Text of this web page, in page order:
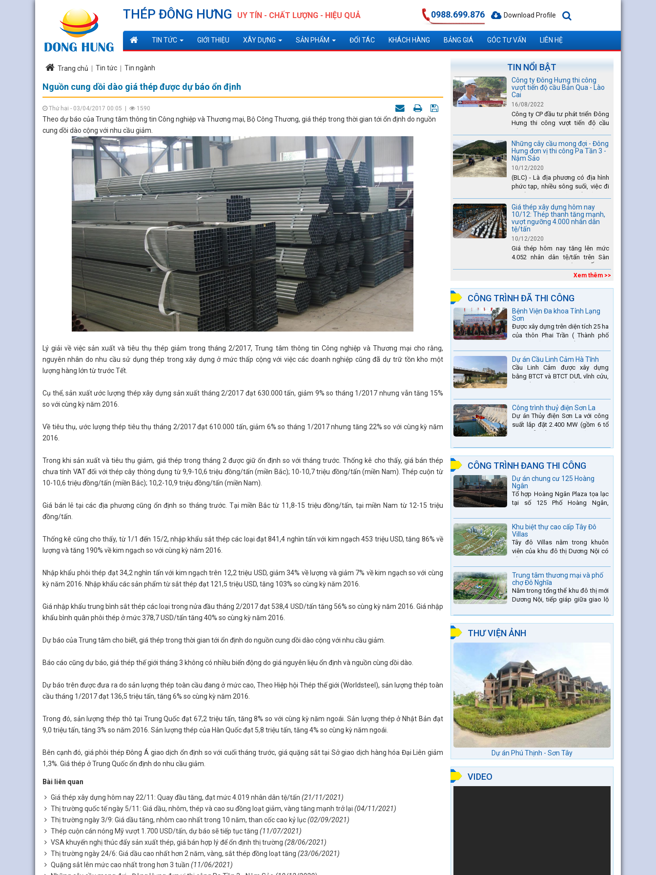
THÉP ĐÔNG HƯNG UY TÍN - CHẤT LƯỢNG - HIỆU QUẢ 0988.699.876 Download Profile
TIN TỨC GIỚI THIỆU XÂY DỰNG SẢN PHẨM ĐỐI TÁC KHÁCH HÀNG BẢNG GIÁ GÓC TƯ VẤN LIÊN HỆ
Trang chủ Tin tức Tin ngành
Nguồn cung dồi dào giá thép được dự báo ổn định
Thứ hai - 03/04/2017 00:05 1590
Theo dự báo của Trung tâm thông tin Công nghiệp và Thương mại, Bộ Công Thương, giá thép trong thời gian tới ổn định do nguồn
cung dồi dào cộng với nhu cầu giảm.
Lý giải về việc sản xuất và tiêu thụ thép giảm trong tháng 2/2017, Trung tâm thông tin Công nghiệp và Thương mại cho rằng,
nguyên nhân do nhu cầu sử dụng thép trong xây dựng ở mức thấp cộng với việc các doanh nghiệp cũng đã dự trữ tồn kho một
lượng hàng lớn từ trước Tết.
Cụ thể, sản xuất ước lượng thép xây dựng sản xuất tháng 2/2017 đạt 630.000 tấn, giảm 9% so tháng 1/2017 nhưng vẫn tăng 15%
so với cùng kỳ năm 2016.
Về tiêu thụ, ước lượng thép tiêu thụ tháng 2/2017 đạt 610.000 tấn, giảm 6% so tháng 1/2017 nhưng tăng 22% so với cùng kỳ năm
2016.
Trong khi sản xuất và tiêu thụ giảm, giá thép trong tháng 2 được giữ ổn định so với tháng trước. Thống kê cho thấy, giá bán thép
chưa tính VAT đối với thép cây thông dụng từ 9,9-10,6 triệu đồng/tấn (miền Bắc); 10-10,7 triệu đồng/tấn (miền Nam). Thép cuộn từ
10-10,6 triệu đồng/tấn (miền Bắc); 10,2-10,9 triệu đồng/tấn (miền Nam).
Giá bán lẻ tại các địa phương cũng ổn định so tháng trước. Tại miền Bắc từ 11,8-15 triệu đồng/tấn, tại miền Nam từ 12-15 triệu
đồng/tấn.
Thống kê cũng cho thấy, từ 1/1 đến 15/2, nhập khẩu sắt thép các loại đạt 841,4 nghìn tấn với kim ngạch 453 triệu USD, tăng 86% về
lượng và tăng 190% về kim ngạch so với cùng kỳ năm 2016.
Nhập khẩu phôi thép đạt 34,2 nghìn tấn với kim ngạch trên 12,2 triệu USD, giảm 34% về lượng và giảm 7% về kim ngạch so với cùng
kỳ năm 2016. Nhập khẩu các sản phẩm từ sắt thép đạt 121,5 triệu USD, tăng 103% so cùng kỳ năm 2016.
Giá nhập khẩu trung bình sắt thép các loại trong nửa đầu tháng 2/2017 đạt 538,4 USD/tấn tăng 56% so cùng kỳ năm 2016. Giá nhập
khẩu bình quân phôi thép ở mức 378,7 USD/tấn tăng 40% so cùng kỳ năm 2016.
Dự báo của Trung tâm cho biết, giá thép trong thời gian tới ổn định do nguồn cung dồi dào cộng với nhu cầu giảm.
Báo cáo cũng dự báo, giá thép thế giới tháng 3 không có nhiều biến động do giá nguyên liệu ổn định và nguồn cùng dồi dào.
Dự báo trên được đưa ra do sản lượng thép toàn cầu đang ở mức cao, Theo Hiệp hội Thép thế giới (Worldsteel), sản lượng thép toàn
cầu tháng 1/2017 đạt 136,5 triệu tấn, tăng 6% so cùng kỳ năm 2016.
Trong đó, sản lượng thép thô tại Trung Quốc đạt 67,2 triệu tấn, tăng 8% so với cùng kỳ năm ngoái. Sản lượng thép ở Nhật Bản đạt
9,0 triệu tấn, tăng 3% so năm 2016. Sản lượng thép của Hàn Quốc đạt 5,8 triệu tấn, tăng 4% so cùng kỳ năm ngoái.
Bên cạnh đó, giá phôi thép Đông Á giao dịch ổn định so với cuối tháng trước, giá quặng sắt tại Sở giao dịch hàng hóa Đại Liên giảm
1,3%. Giá thép ở Trung Quốc ổn định do nhu cầu giảm.
Bài liên quan
Giá thép xây dựng hôm nay 22/11: Quay đầu tăng, đạt mức 4.019 nhân dân tệ/tấn (21/11/2021)
Thị trường quốc tế ngày 5/11: Giá dầu, nhôm, thép và cao su đồng loạt giảm, vàng tăng mạnh trở lại (04/11/2021)
Thị trường ngày 3/9: Giá dầu tăng, nhôm cao nhất trong 10 năm, than cốc cao kỷ lục(02/09/2021)
Thép cuộn cán nóng Mỹ vượt 1.700 USD/tấn, dự báo sẽ tiếp tục tăng (11/07/2021)
VSA khuyến nghị thúc đẩy sản xuất thép, giá bán hợp lý để ổn định thị trường (28/06/2021)
Thị trường ngày 24/6: Giá dầu cao nhất hơn 2 năm, vàng, sắt thép đồng loạt tăng (23/06/2021)
Quặng sắt lên mức cao nhất trong hơn 3 tuần (11/06/2021)
TIN NỔI BẬT
Công ty Đông Hưng thi công
vượt tiến độ cầu Bản Qua - Lào
Cai
16/08/2022
Công ty CP đầu tư phát triển Đông
Hưng thi công vượt tiến độ cầu
dự án - được tuyên dương trên
truyền hình Lào Cai.
Những cây cầu mong đợi - Đông
Hưng đơn vị thi công Pa Tần 3 -
Nậm Sảo
10/12/2020
(BLC) - Là địa phương có địa hình
phức tạp, nhiều sông suối, việc đi
Sìn Hồ) rất vất vả, đặc biệt là vào
mùa mưa lũ....
Giá thép xây dựng hôm nay
10/12: Thép thanh tăng mạnh,
vượt ngưỡng 4.000 nhân dân
tệ/tấn
10/12/2020
Giá thép hôm nay tăng lên mức
4.052 nhân dân tệ/tấn trên Sàn
sự gia tăng số lượng các đơn vị
Xem thêm >>
CÔNG TRÌNH ĐÃ THI CÔNG
Bệnh Viện Đa khoa Tỉnh Lạng
Sơn
Được xây dựng trên diện tích 25 ha
của thôn Phai Trần ( Thành phố
Hợp Thành ( Cao Lộc).
Dự án Cầu Linh Cảm Hà Tĩnh
Cầu Linh Cảm được xây dựng
bằng BTCT và BTCT DƯL vĩnh cửu,
Huyện Đức Thọ - tỉnh Hà Tĩnh.
Công trình thuỷ điện Sơn La
Dự án Thủy điện Sơn La với công
suất lắp đặt 2.400 MW (gồm 6 tổ
CÔNG TRÌNH ĐANG THI CÔNG
Dự án chung cư 125 Hoàng
Ngân
Tổ hợp Hoàng Ngân Plaza tọa lạc
tại số 125 Phố Hoàng Ngân,
Xuân, thành phố Hà Nội. được thiết
kế hài hòa là sự kết hợp...
Khu biệt thự cao cấp Tây Đô
Villas
Tây đô Villas nằm trong khuôn
viên của khu đô thị Dương Nội có
tổng diện tích của khuôn viên 1959
căn biệt thự là...
Trung tâm thương mại và phố
chợ Đô Nghĩa
Nằm trong tổng thể khu đô thị mới
Dương Nội, tiếp giáp giữa giao lộ
Văn Lương kéo dài. Trung tâm
thương mại Phố chợ Đô...
THƯ VIỆN ẢNH
Dự án Phú Thịnh - Sơn Tây
VIDEO